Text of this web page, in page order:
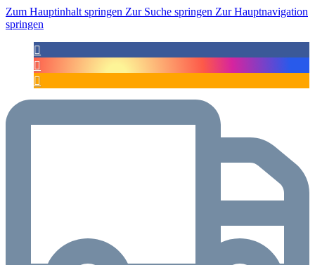
Zum Hauptinhalt springen Zur Suche springen Zur Hauptnavigation
springen